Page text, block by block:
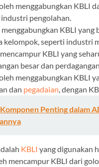
menggabungkan KBLI
pengolahan.
KBLI yang
kelompok, seperti industri
KBLI yang
besar dan
menggabungkan KBLI
dan pegadaian, dengan
Komponen Penting dalam
KBLIyang digunakan
mencampur KBLI dari